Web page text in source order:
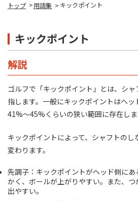
トップ 用語集 キックポイント
キックポイント
解説
ゴルフで「キックポイント」とは、シ
指します。一般にキックポイントはヘッ
41%～45%くらいの狭い範囲に存在しま
キックポイントによって、シャフトの
変わります。
先調子：キックポイントがヘッド側に
かく、ボールが上がりやすい。また、
出やすい。